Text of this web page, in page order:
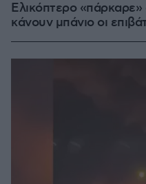
Ελικόπτερο
κάνουν μπάνιο οι